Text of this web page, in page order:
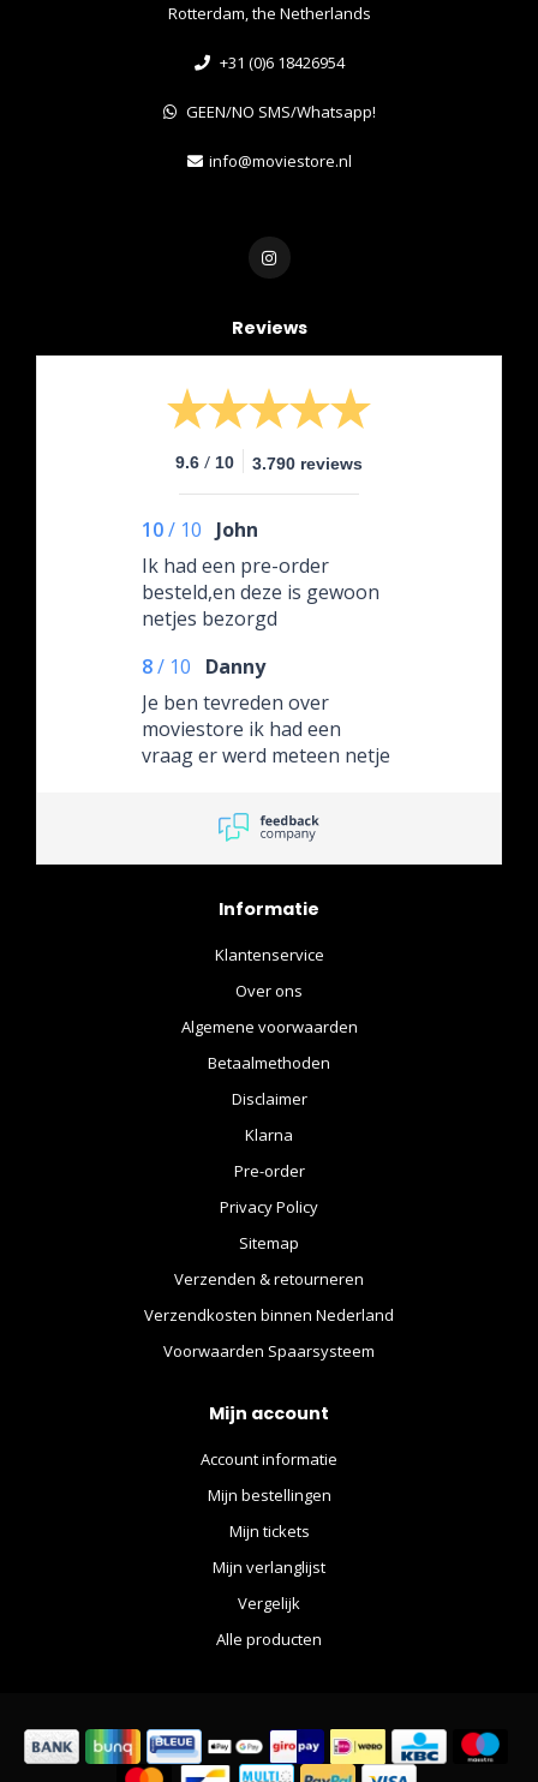
Rotterdam, the Netherlands
+31 (0)6 18426954
GEEN/NO SMS/Whatsapp!
info@moviestore.nl
Reviews
9.6 / 10 3.790 reviews
10/ 10
John
Ik had een pre-order
besteld,en deze is gewoon
netjes bezorgd
8/ 10
Danny
Je ben tevreden over
moviestore ik had een
vraag er werd meteen netje
Informatie
Klantenservice
Over ons
Algemene voorwaarden
Betaalmethoden
Disclaimer
Klarna
Pre-order
Privacy Policy
Sitemap
Verzenden & retourneren
Verzendkosten binnen Nederland
Voorwaarden Spaarsysteem
Mijn account
Account informatie
Mijn bestellingen
Mijn tickets
Mijn verlanglijst
Vergelijk
Alle producten